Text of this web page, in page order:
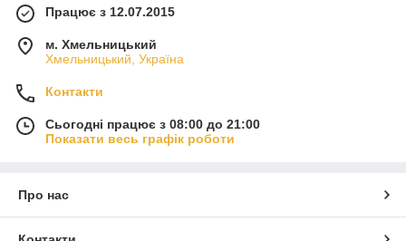
Працює з 12.07.2015
м. Хмельницький
Хмельницький, Україна
Контакти
Сьогодні працює з 08:00 до 21:00
Показати весь графік роботи
Про нас